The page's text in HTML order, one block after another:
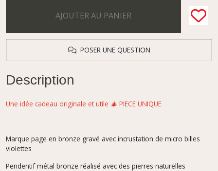
AJOUTER AU PANIER
POSER UNE QUESTION
Description
Une idée cadeau originale et utile 🎄 PIECE UNIQUE
Marque page en bronze gravé avec incrustation de micro billes
violettes
Pendentif métal bronze réalisé avec des pierres naturelles